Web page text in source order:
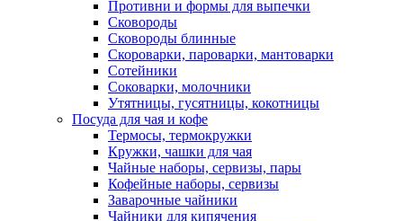
Противни и формы для выпечки
Сковороды
Сковороды блинные
Скороварки, пароварки, мантоварки
Сотейники
Соковарки, молочники
Утятницы, гусятницы, кокотницы
Посуда для чая и кофе
Термосы, термокружки
Кружки, чашки для чая
Чайные наборы, сервизы, пары
Кофейные наборы, сервизы
Заварочные чайники
Чайники для кипячения